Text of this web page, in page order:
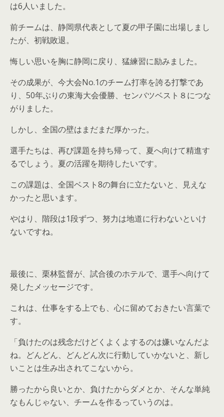
は6人いました。
前チームは、静岡県代表として夏の甲子園に出場しまし
たが、初戦敗退。
悔しい思いを胸に静岡に戻り、猛練習に励みました。
その成果が、今大会No.1のチーム打率を誇る打撃であ
り、50年ぶりの東海大会優勝、センバツベスト８につな
がりました。
しかし、全国の壁はまだまだ厚かった。
選手たちは、再び課題を持ち帰って、夏へ向けて精進す
るでしょう。夏の活躍を期待したいです。
この課題は、全国ベスト8の舞台に立たないと、見えな
かったと思います。
やはり、階段は1段ずつ、努力は地道に行わないといけ
ないですね。
最後に、栗林監督が、試合後のホテルで、選手へ向けて
発したメッセージです。
これは、仕事をする上でも、心に留めておきたい言葉で
す。
「負けたのは残念だけどくよくよするのは嫌いなんだよ
ね。どんどん、どんどん次に行動していかないと、新し
いことは生み出されてこないから。
勝ったから良いとか、負けたからダメとか、そんな単純
なもんじゃない、チームを作るっていうのは。